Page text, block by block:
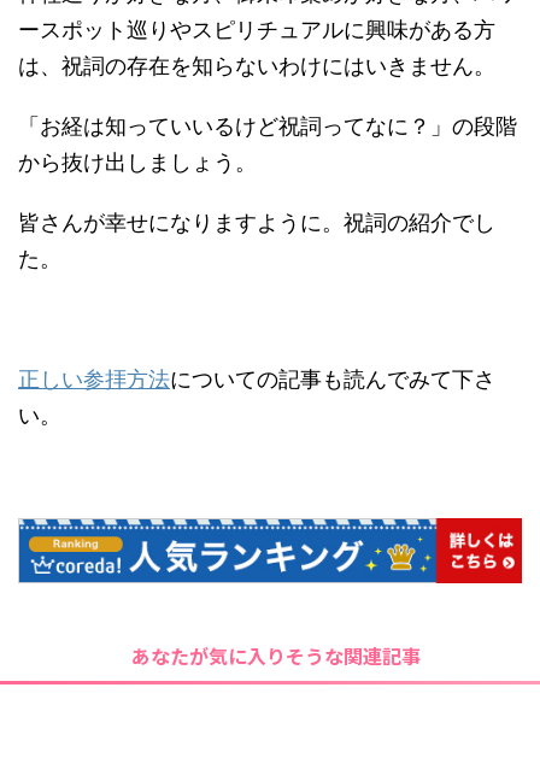
ースポット巡りやスピリチュアルに興味がある方
は、祝詞の存在を知らないわけにはいきません。
「お経は知っていいるけど祝詞ってなに？」の段階
から抜け出しましょう。
皆さんが幸せになりますように。祝詞の紹介でし
た。
正しい参拝方法についての記事も読んでみて下さ
い。
あなたが気に入りそうな関連記事